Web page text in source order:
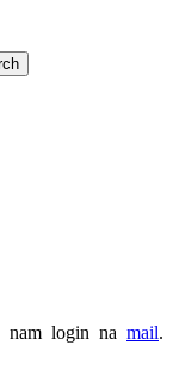
nam login na mail.